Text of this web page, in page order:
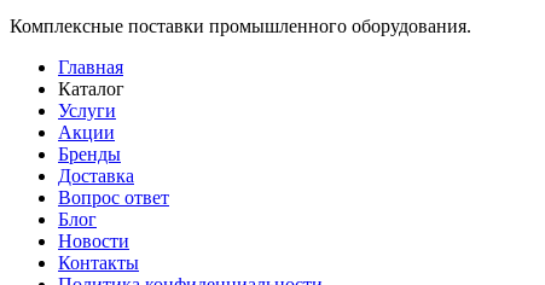
Комплексные поставки промышленного оборудования.
Главная
Каталог
Услуги
Акции
Бренды
Доставка
Вопрос ответ
Блог
Новости
Контакты